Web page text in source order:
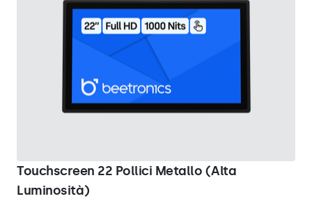
Touchscreen 22 Pollici Metallo (Alta
Luminosità)